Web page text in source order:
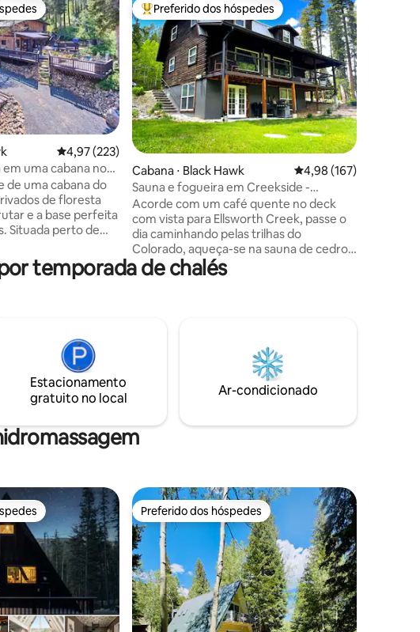
197 avaliações
dos hóspedes
4,97 de uma avaliação média de 5, 223 avaliações
4,97 (223)
uma cabana no
de uma cabana do
de floresta
e a base perfeita
Situada perto de
oferece um deck
a propano, trilha de
cidades
a shows no
o Parque Nacional
ou
o deck e as
Entre os melhores preferidos dos hóspedes
Preferido dos hóspedes
Cabana ⋅ Black Hawk 4,98 de uma avaliação
4,98 (167)
Sauna e fogueira em Creekside -
Mountain Retreat
Acorde com um café quente no deck
com vista para Ellsworth Creek, passe o
dia caminhando pelas trilhas do
Colorado, aqueça-se na sauna de cedro
e termine a noite ao redor da fogueira
sob um céu cheio de estrelas. Situado
esqui... ou apenas para relaxar. The
Retreat inclui TANTO o chalé de 3
quartos QUANTO a suíte de hóspedes de
1 quarto no piso inferior em um único
AMBAS as unidades.
temporada de chalés
Estacionamento
gratuito no local
Ar-condicionado
dos hóspedes Preferido dos hóspedes
Preferido dos hóspedes